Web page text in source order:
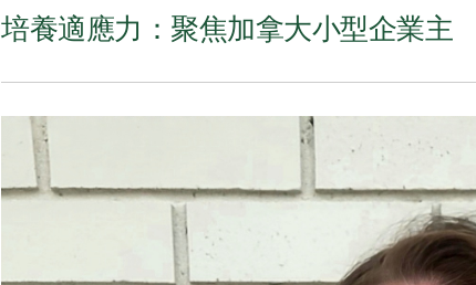
培養適應力：聚焦加拿大小型企業主